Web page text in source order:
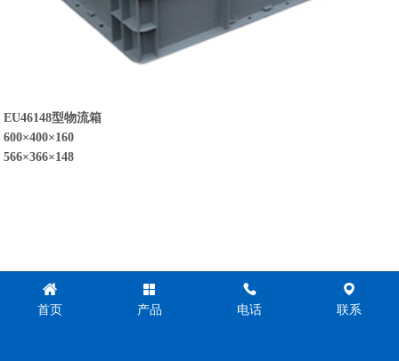
EU46148型物流箱
600×400×160
566×366×148
首页 产品 电话 联系